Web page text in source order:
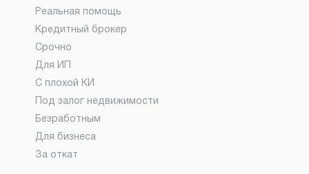
Реальная помощь
Кредитный брокер
Срочно
Для ИП
С плохой КИ
Под залог недвижимости
Безработным
Для бизнеса
За откат